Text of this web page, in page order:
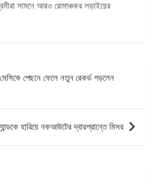
সামনে আরও রোমাঞ্চকর লড়াইয়ের
পেছনে ফেলে নতুন রেকর্ড গড়লেন
হারিয়ে নকআউটের দ্বারপ্রান্তে মিসর